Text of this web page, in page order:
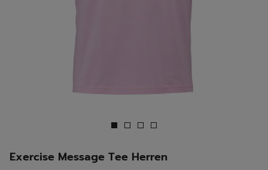
Exercise Message Tee Herren